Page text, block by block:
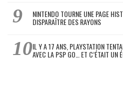
NINTENDO TOURNE UNE PAGE
DISPARAÎTRE DES RAYONS
IL Y A 17 ANS, PLAYSTATION
AVEC LA PSP GO… ET C’ÉTAIT UN